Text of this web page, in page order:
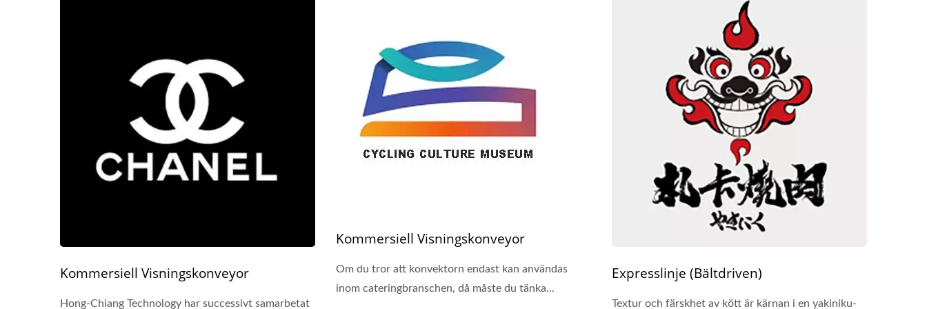
Kommersiell Visningskonveyor
Hong-Chiang Technology har successivt samarbetat
Kommersiell Visningskonveyor
Om du tror att konvektorn endast kan användas
inom cateringbranschen, då måste du tänka...
Expresslinje (Bältdriven)
Textur och färskhet av kött är kärnan i en yakiniku-